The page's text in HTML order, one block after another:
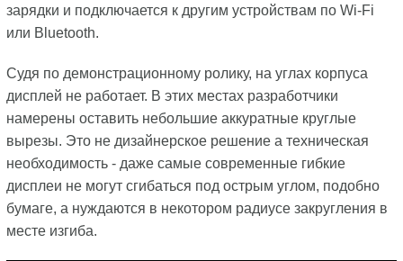
зарядки и подключается к другим устройствам по Wi-Fi
или Bluetooth.
Судя по демонстрационному ролику, на углах корпуса
дисплей не работает. В этих местах разработчики
намерены оставить небольшие аккуратные круглые
вырезы. Это не дизайнерское решение а техническая
необходимость - даже самые современные гибкие
дисплеи не могут сгибаться под острым углом, подобно
бумаге, а нуждаются в некотором радиусе закругления в
месте изгиба.